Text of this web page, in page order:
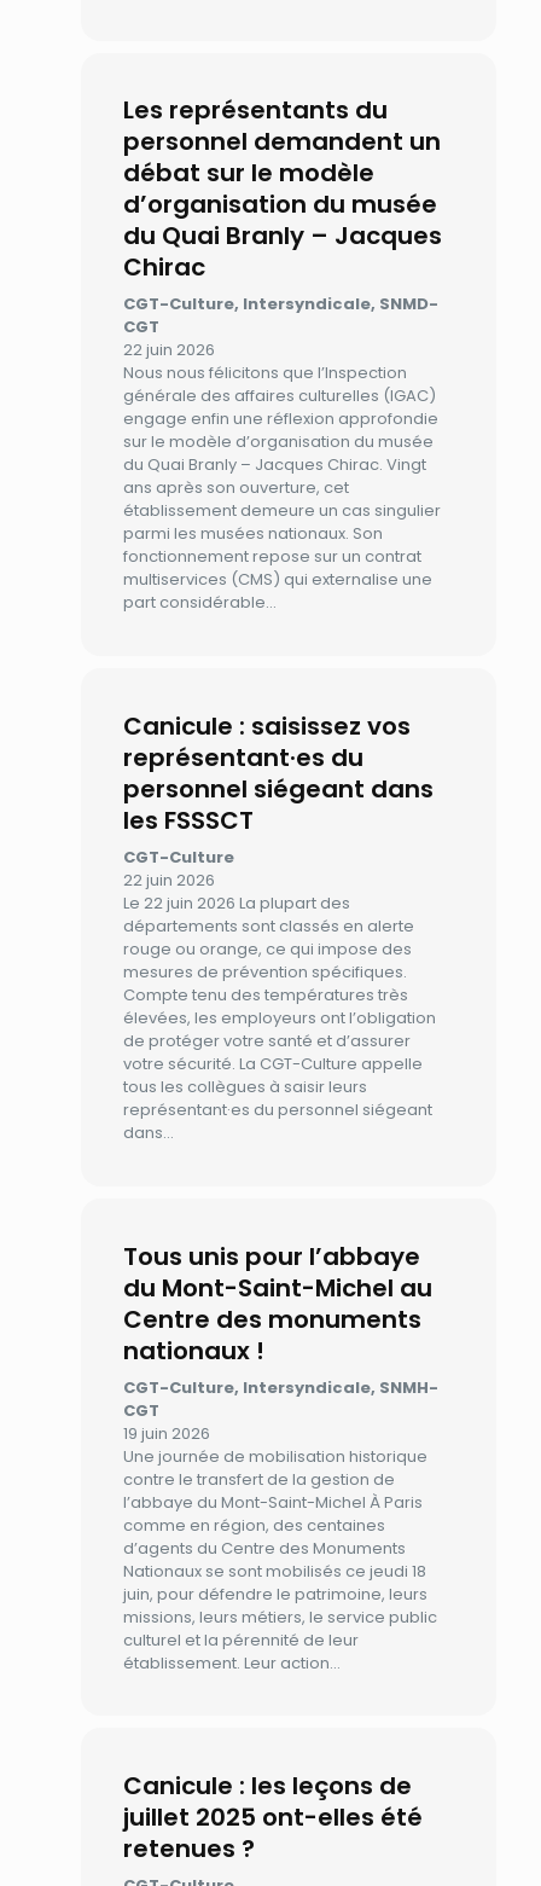
Les représentants du
personnel demandent un
débat sur le modèle
d’organisation du musée
du Quai Branly – Jacques
Chirac
CGT-Culture, Intersyndicale, SNMD-
CGT
22 juin 2026
Nous nous félicitons que l’Inspection
générale des affaires culturelles (IGAC)
engage enfin une réflexion approfondie
sur le modèle d’organisation du musée
du Quai Branly – Jacques Chirac. Vingt
ans après son ouverture, cet
établissement demeure un cas singulier
parmi les musées nationaux. Son
fonctionnement repose sur un contrat
multiservices (CMS) qui externalise une
part considérable…
Canicule : saisissez vos
représentant·es du
personnel siégeant dans
les FSSSCT
CGT-Culture
22 juin 2026
Le 22 juin 2026 La plupart des
départements sont classés en alerte
rouge ou orange, ce qui impose des
mesures de prévention spécifiques.
Compte tenu des températures très
élevées, les employeurs ont l’obligation
de protéger votre santé et d’assurer
votre sécurité. La CGT-Culture appelle
tous les collègues à saisir leurs
représentant·es du personnel siégeant
dans…
Tous unis pour l’abbaye
du Mont-Saint-Michel au
Centre des monuments
nationaux !
CGT-Culture, Intersyndicale, SNMH-
CGT
19 juin 2026
Une journée de mobilisation historique
contre le transfert de la gestion de
l’abbaye du Mont-Saint-Michel À Paris
comme en région, des centaines
d’agents du Centre des Monuments
Nationaux se sont mobilisés ce jeudi 18
juin, pour défendre le patrimoine, leurs
missions, leurs métiers, le service public
culturel et la pérennité de leur
établissement. Leur action…
Canicule : les leçons de
juillet 2025 ont-elles été
retenues ?